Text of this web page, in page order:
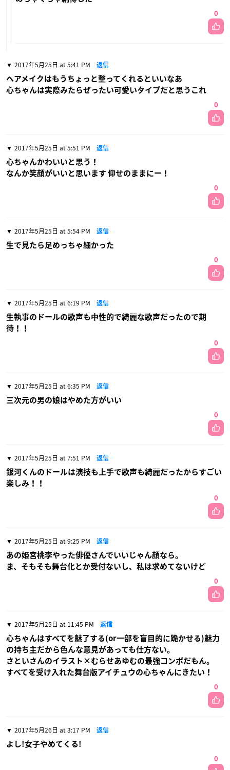
0
2017年5月25日 at 5:41 PM 返信
ヘアメイクはもうちょっと整ってくれるといいなあ
心ちゃんは実際みたらぜったい可愛いタイプだと思うこれ
0
2017年5月25日 at 5:51 PM 返信
心ちゃんかわいいと思う！
なんか笑顔がいいと思います 仰せのままにー！
0
2017年5月25日 at 5:54 PM 返信
生で見たら足めっちゃ細かった
0
2017年5月25日 at 6:19 PM 返信
生執事のドールの歌声も中性的で綺麗な歌声だったので期
待！！
0
2017年5月25日 at 6:35 PM 返信
三次元の男の娘はやめた方がいい
0
2017年5月25日 at 7:51 PM 返信
銀河くんのドールは演技も上手で歌声も綺麗だったからすごい
楽しみ！！
0
2017年5月25日 at 9:25 PM 返信
あの姫宮桃李やった俳優さんでいいじゃん顔なら。
ま、そもそも舞台化とか受付ないし、私は求めてないけど
0
2017年5月25日 at 11:45 PM 返信
心ちゃんはすべてを魅了する(or一部を盲目的に跪かせる)魅力
の持ち主だから色んな意見があっても仕方ない。
さといさんのイラスト×むらせあゆむの最強コンボだもん。
すべてを受け入れた舞台版アイチュウの心ちゃんにきたい！
0
2017年5月26日 at 3:17 PM 返信
よし!女子やめてくる!
0